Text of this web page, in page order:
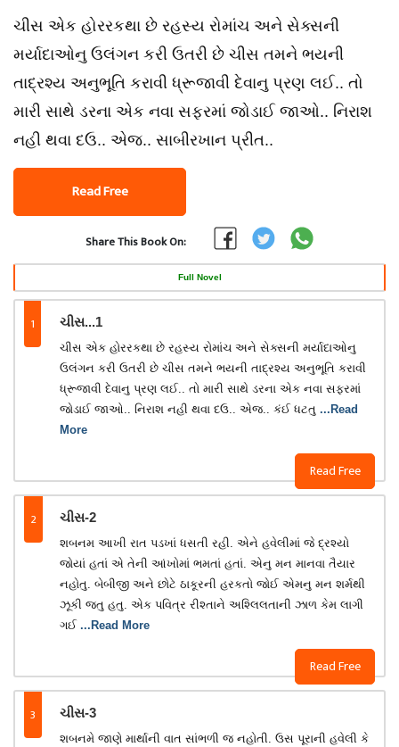
ચીસ એક હોરરકથા છે રહસ્ય રોમાંચ અને સેક્સની
મર્યાદાઓનુ ઉલંગન કરી ઉતરી છે ચીસ તમને ભયની
તાદ્રશ્ય અનુભૂતિ કરાવી ધ્રૂજાવી દેવાનુ પ્રણ લઈ.. તો
મારી સાથે ડરના એક નવા સફરમાં જોડાઈ જાઓ.. નિરાશ
નહી થવા દઉ.. એજ.. સાબીરખાન પ્રીત..
Read Free
Share This Book On:
Full Novel
1 ચીસ...1
Read Free
ચીસ એક હોરરકથા છે રહસ્ય રોમાંચ અને સેક્સની મર્યાદાઓનુ
ઉલંગન કરી ઉતરી છે ચીસ તમને ભયની તાદ્રશ્ય અનુભૂતિ કરાવી
ધ્રૂજાવી દેવાનુ પ્રણ લઈ.. તો મારી સાથે ડરના એક નવા સફરમાં
જોડાઈ જાઓ.. નિરાશ નહી થવા દઉ.. એજ.. કંઈ ધટતુ ...Read
More
2 ચીસ-2
Read Free
શબનમ આખી રાત પડખાં ધસતી રહી. એને હવેલીમાં જે દ્રશ્યો
જોયાં હતાં એ તેની આંખોમાં ભમતાં હતાં. એનુ મન માનવા તૈયાર
નહોતુ. બેબીજી અને છોટે ઠાકૂરની હરકતો જોઈ એમનુ મન શર્મથી
ઝૂકી જતુ હતુ. એક પવિત્ર રીશ્તાને અશ્લિલતાની ઝાળ કેમ લાગી
ગઈ ...Read More
3 ચીસ-3
શબનમે જાણે માર્થાની વાત સાંભળી જ નહોતી. ઉસ પૂરાની હવેલી કે